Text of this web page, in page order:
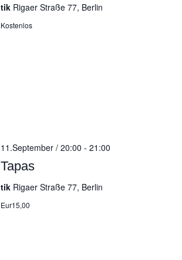
tik Rigaer Straße 77, Berlin
Kostenlos
Tapas
11.September / 20:00 - 21:00
tik Rigaer Straße 77, Berlin
Eur15,00